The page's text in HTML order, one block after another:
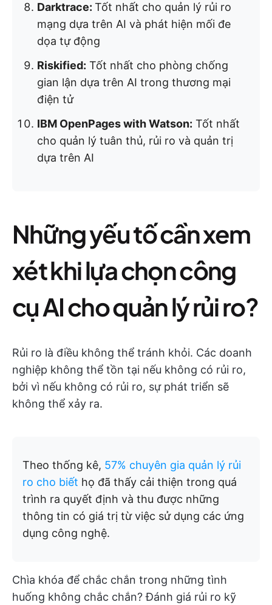
Darktrace: Tốt nhất cho quản lý rủi ro
mạng dựa trên AI và phát hiện mối đe
dọa tự động
Riskified: Tốt nhất cho phòng chống
gian lận dựa trên AI trong thương mại
điện tử
IBM OpenPages with Watson: Tốt nhất
cho quản lý tuân thủ, rủi ro và quản trị
dựa trên AI
Những yếu tố cần xem
xét khi lựa chọn công
cụ AI cho quản lý rủi ro?
Rủi ro là điều không thể tránh khỏi. Các doanh
nghiệp không thể tồn tại nếu không có rủi ro,
bởi vì nếu không có rủi ro, sự phát triển sẽ
không thể xảy ra.
Theo thống kê, 57% chuyên gia quản lý rủi
ro cho biết họ đã thấy cải thiện trong quá
trình ra quyết định và thu được những
thông tin có giá trị từ việc sử dụng các ứng
dụng công nghệ.
Chìa khóa để chắc chắn trong những tình
huống không chắc chắn? Đánh giá rủi ro kỹ